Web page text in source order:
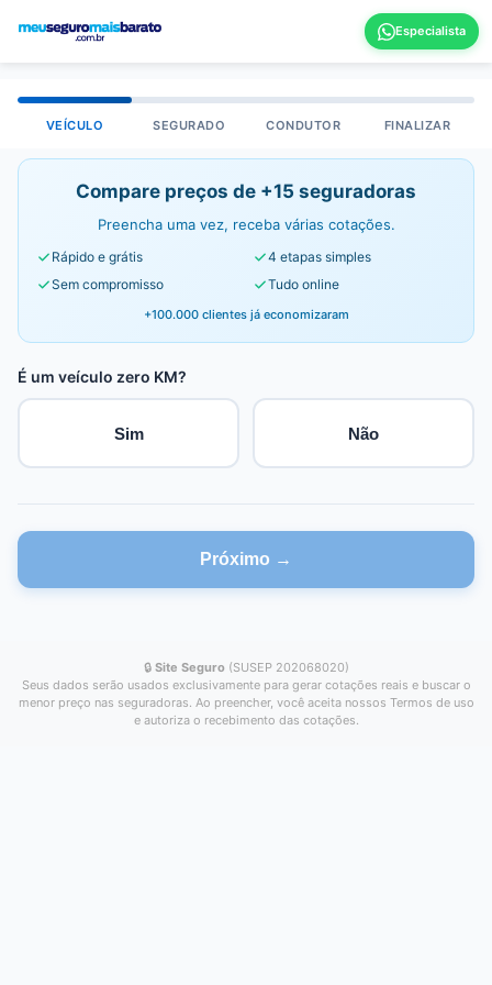
VEÍCULO SEGURADO CONDUTOR FINALIZAR
Compare preços de +15 seguradoras
Preencha uma vez, receba várias cotações.
Rápido e grátis
4 etapas simples
Sem compromisso
Tudo online
+100.000 clientes já economizaram
É um veículo zero KM?
Sim Não
Próximo →
🔒 Site Seguro (SUSEP 202068020)
Seus dados serão usados exclusivamente para gerar cotações reais e buscar o
menor preço nas seguradoras. Ao preencher, você aceita nossos Termos de uso
e autoriza o recebimento das cotações.